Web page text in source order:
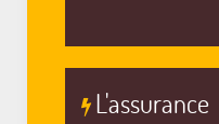
L'assurance